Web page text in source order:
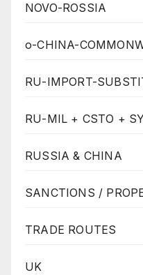
NOVO-ROSSIA
o-CHINA-
RU-IMPORT-
RU-MIL + CSTO +
RUSSIA & CHINA
SANCTIONS /
TRADE ROUTES
UK